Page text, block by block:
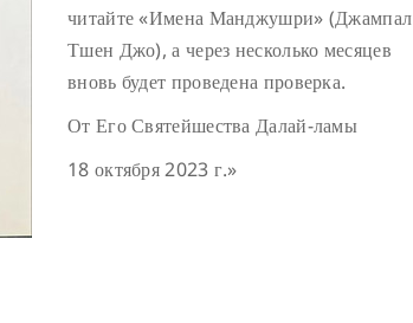
читайте «Имена Манджушри» (Джампал
Тшен Джо), а через несколько месяцев
вновь будет проведена проверка.
От Его Святейшества Далай-ламы
18 октября 2023 г.»